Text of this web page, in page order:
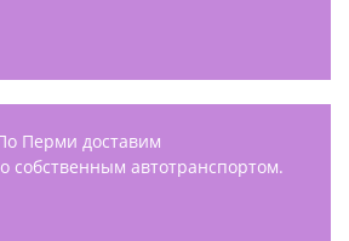
Перми доставим
собственным автотранспортом.